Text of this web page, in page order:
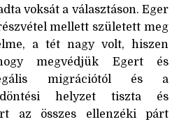
voksát a választáson. Eger
mellett született meg
a tét nagy volt, hiszen
megvédjük Egert és
migrációtól és a
helyzet tiszta és
az összes ellenzéki párt